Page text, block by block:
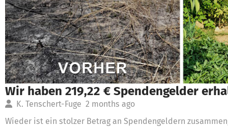
Wir haben 219,22 € Spendengelder
K. Tenschert-Fuge 2 months ago
Wieder ist ein stolzer Betrag an Spendengeldern